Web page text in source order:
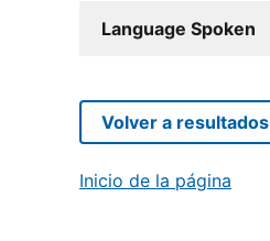
Language Spoken
Volver a resultados
Inicio de la página